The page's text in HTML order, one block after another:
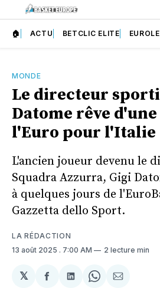
🏠 ACTU BETCLIC ELITE
MONDE
Le directeur
Datome rêve
l'Euro pour l'Italie
L'ancien joueur devenu le
Squadra Azzurra, Gigi
à quelques jours de
Gazzetta dello Sport.
LA RÉDACTION
13 août 2025 . 7:00 AM 2 lecture min
𝕏
PartagerPartager
SharePartager